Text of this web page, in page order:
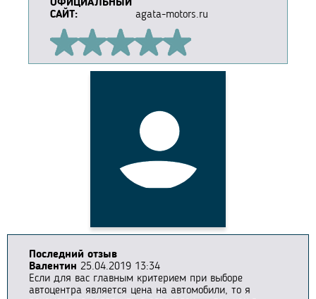
ОФИЦИАЛЬНЫЙ
САЙТ:
agata-motors.ru
Последний отзыв
Валентин 25.04.2019 13:34
Если для вас главным критерием при выборе
автоцентра является цена на автомобили, то я